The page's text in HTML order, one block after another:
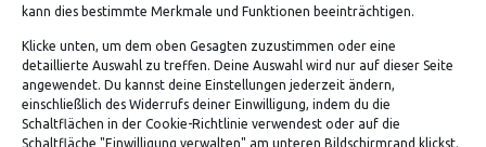
kann dies bestimmte Merkmale und Funktionen beeinträchtigen.
Klicke unten, um dem oben Gesagten zuzustimmen oder eine
detaillierte Auswahl zu treffen. Deine Auswahl wird nur auf dieser Seite
angewendet. Du kannst deine Einstellungen jederzeit ändern,
einschließlich des Widerrufs deiner Einwilligung, indem du die
Schaltflächen in der Cookie-Richtlinie verwendest oder auf die
Schaltfläche "Einwilligung verwalten" am unteren Bildschirmrand klickst.